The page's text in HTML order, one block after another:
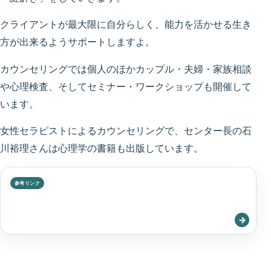
クライアントが最大限に自分らしく、能力を活かせる生き
方が出来るようサポートしますよ。
カウンセリングでは個人のほかカップル・夫婦・家族相談
や心理検査、そしてセミナー・ワークショップも開催して
います。
女性セラピストによるカウンセリングで、センター長の石
川裕理さんは心理学の書籍も出版しています。